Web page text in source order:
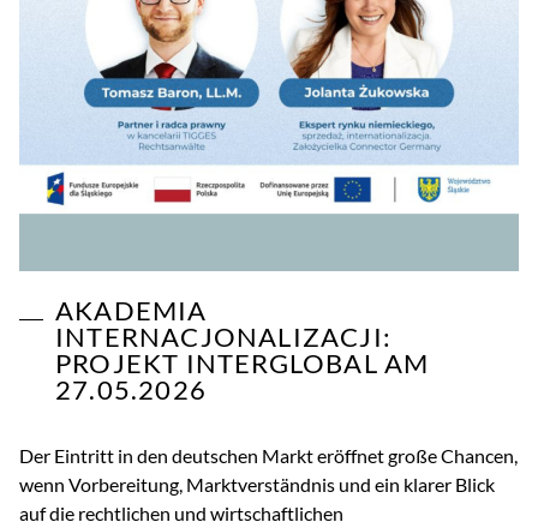
AKADEMIA
INTERNACJONALIZACJI:
PROJEKT INTERGLOBAL AM
27.05.2026
Der Eintritt in den deutschen Markt eröffnet große Chancen,
wenn Vorbereitung, Marktverständnis und ein klarer Blick
auf die rechtlichen und wirtschaftlichen